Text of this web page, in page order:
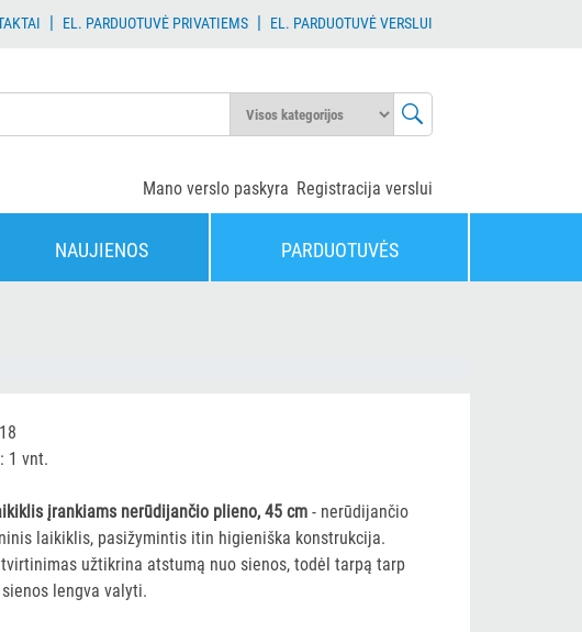
| EL. PARDUOTUVĖ PRIVATIEMS| EL. PARDUOTUVĖ VERSLUI
Registracija verslui
Mano verslo paskyra
NAUJIENOS PARDUOTUVĖS
: 1 vnt.
įrankiams nerūdijančio plieno, 45 cm - nerūdijančio
laikiklis, pasižymintis itin higieniška konstrukcija.
užtikrina atstumą nuo sienos, todėl tarpą tarp
lengva valyti.